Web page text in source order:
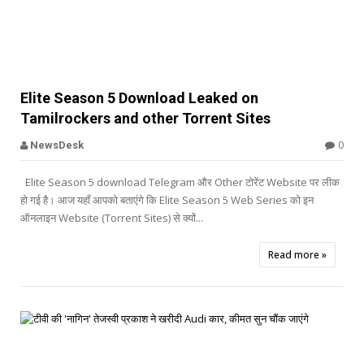
Elite Season 5 Download Leaked on
Tamilrockers and other Torrent Sites
NewsDesk 0
Elite Season 5 download Telegram और Other टोरेंट Website पर लीक
हो गई है। आज यहाँ आपको बताएंगे कि Elite Season 5 Web Series को इन
ऑनलाइन Website (Torrent Sites) से क्यों...
Read more »
Offbeat